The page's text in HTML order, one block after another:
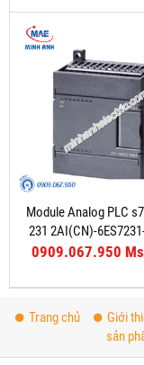
Module Analog PLC
231 2AI(CN)-
0XA8
0909.067.950
Trang chủ Giới
sản